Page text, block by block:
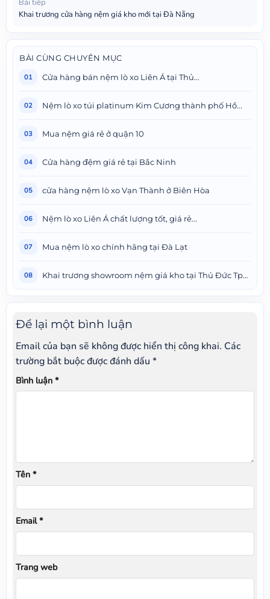
Bài tiếp
Khai trương cửa hàng nệm giá kho mới tại Đà Nẵng
BÀI CÙNG CHUYÊN MỤC
01 Cửa hàng bán nệm lò xo Liên Á tại Thủ...
02 Nệm lò xo túi platinum Kim Cương thành phố Hồ...
03 Mua nệm giá rẻ ở quận 10
04 Cửa hàng đệm giá rẻ tại Bắc Ninh
05 cửa hàng nệm lò xo Vạn Thành ở Biên Hòa
06 Nệm lò xo Liên Á chất lượng tốt, giá rẻ...
07 Mua nệm lò xo chính hãng tại Đà Lạt
08 Khai trương showroom nệm giá kho tại Thủ Đức Tphcm
Để lại một bình luận
Email của bạn sẽ không được hiển thị công khai. Các
trường bắt buộc được đánh dấu *
Bình luận *
Tên *
Email*
Trang web